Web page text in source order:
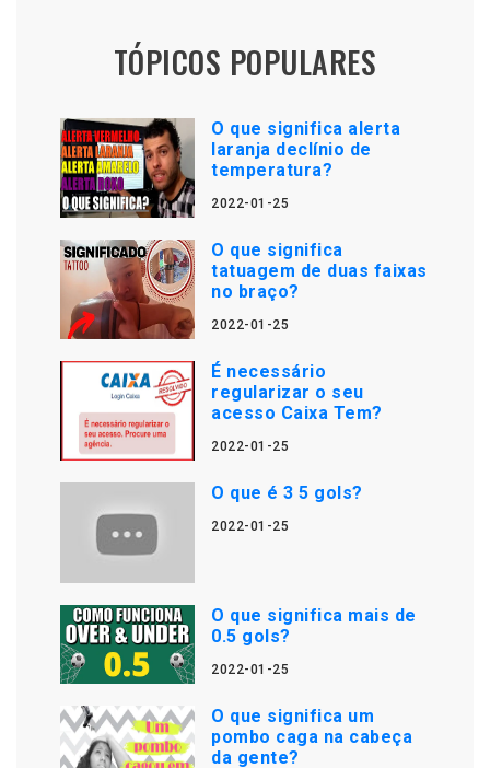
TÓPICOS POPULARES
O que significa alerta
laranja declínio de
temperatura?
2022-01-25
O que significa
tatuagem de duas faixas
no braço?
2022-01-25
É necessário
regularizar o seu
acesso Caixa Tem?
2022-01-25
O que é 3 5 gols?
2022-01-25
O que significa mais de
0.5 gols?
2022-01-25
O que significa um
pombo caga na cabeça
da gente?